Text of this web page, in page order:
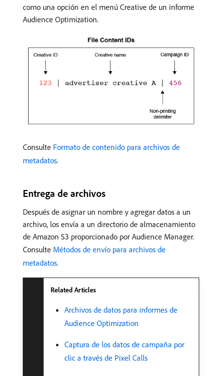
como una opción en el menú Creative de un informe
Audience Optimization.
Consulte Formato de contenido para archivos de
metadatos.
Entrega de archivos
Después de asignar un nombre y agregar datos a un
archivo, los envía a un directorio de almacenamiento
de Amazon S3 proporcionado por Audience Manager.
Consulte Métodos de envío para archivos de
metadatos.
Related Articles
Archivos de datos para informes de
Audience Optimization
Captura de los datos de campaña por
clic a través de Pixel Calls